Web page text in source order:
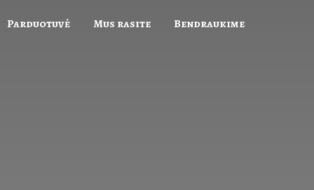
Parduotuvė Mus rasite Bendraukime